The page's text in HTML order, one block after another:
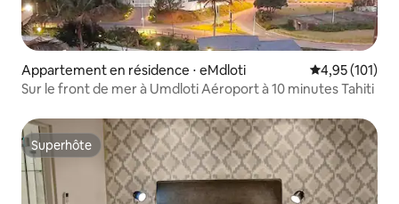
Appartement en résidence ⋅ eMdloti Évaluation
4,95 (101)
Sur le front de mer à Umdloti Aéroport à 10 minutes Tahiti
Superhôte
Superhôte